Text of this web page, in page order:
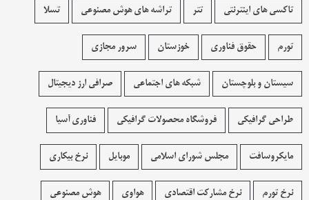
تاکسی های اینترنتی تتر تراشه های هوش مصنوعی تسلا
تورم حقوق فناوری خوزستان سرور مجازی
سیستان و بلوچستان شبکه های اجتماعی صرافی ارز دیجیتال
طراحی گرافیکی فروشگاه محصولات گرافيکی فناوری آسیا
مایکروسافت مجلس شورای اسلامی موبایل نرخ بیکاری
نرخ تورم نرخ مشارکت اقتصادی هواوی هوش مصنوعی